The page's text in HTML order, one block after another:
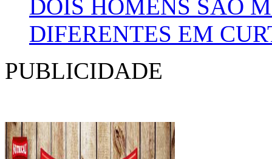
DOIS HOMENS SÃO
DIFERENTES EM
PUBLICIDADE